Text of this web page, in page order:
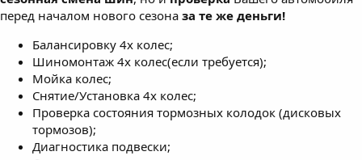
перед началом нового сезона за те же деньги!
Балансировку 4х колес;
Шиномонтаж 4х колес(если требуется);
Мойка колес;
Снятие/Установка 4х колес;
Проверка состояния тормозных колодок (дисковых
тормозов);
Диагностика подвески;